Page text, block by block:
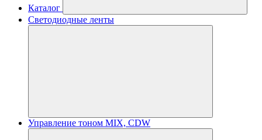
Каталог
Светодиодные ленты
Управление тоном MIX, CDW